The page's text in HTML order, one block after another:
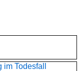
Todesfall